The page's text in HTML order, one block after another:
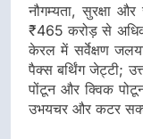
नौगम्यता, सुरक्षा
₹465 करोड़ से अधिक
केरल में सर्वेक्षण
पैक्स बर्थिंग जेट्टी;
पोंटून और क्विक
उभयचर और कटर